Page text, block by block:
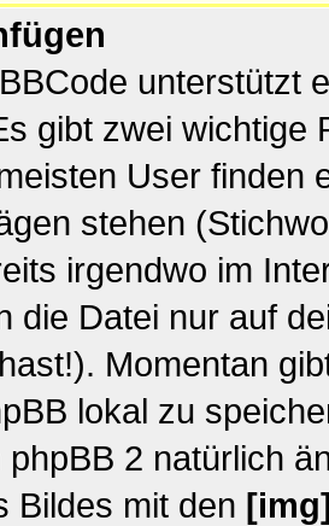
unterstützt
gibt zwei wichtige
User finden
stehen
irgendwo im
die Datei nur auf
Momentan
lokal zu
phpBB 2 natürlich
Bildes mit den